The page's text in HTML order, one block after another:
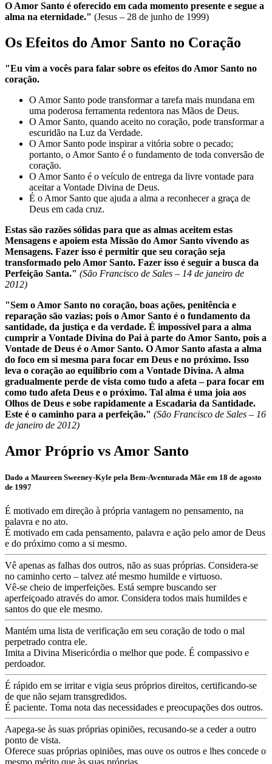
O Amor Santo é oferecido em cada momento presente e segue a
alma na eternidade." (Jesus – 28 de junho de 1999)
Os Efeitos do Amor Santo no Coração
"Eu vim a vocês para falar sobre os efeitos do Amor Santo no
coração.
O Amor Santo pode transformar a tarefa mais mundana em
uma poderosa ferramenta redentora nas Mãos de Deus.
O Amor Santo, quando aceito no coração, pode transformar a
escuridão na Luz da Verdade.
O Amor Santo pode inspirar a vitória sobre o pecado;
portanto, o Amor Santo é o fundamento de toda conversão de
coração.
O Amor Santo é o veículo de entrega da livre vontade para
aceitar a Vontade Divina de Deus.
É o Amor Santo que ajuda a alma a reconhecer a graça de
Deus em cada cruz.
Estas são razões sólidas para que as almas aceitem estas
Mensagens e apoiem esta Missão do Amor Santo vivendo as
Mensagens. Fazer isso é permitir que seu coração seja
transformado pelo Amor Santo. Fazer isso é seguir a busca da
Perfeição Santa." (São Francisco de Sales – 14 de janeiro de
2012)
"Sem o Amor Santo no coração, boas ações, penitência e
reparação são vazias; pois o Amor Santo é o fundamento da
santidade, da justiça e da verdade. É impossível para a alma
cumprir a Vontade Divina do Pai à parte do Amor Santo, pois a
Vontade de Deus é o Amor Santo. O Amor Santo afasta a alma
do foco em si mesma para focar em Deus e no próximo. Isso
leva o coração ao equilíbrio com a Vontade Divina. A alma
gradualmente perde de vista como tudo a afeta – para focar em
como tudo afeta Deus e o próximo. Tal alma é uma joia aos
Olhos de Deus e sobe rapidamente a Escadaria da Santidade.
Este é o caminho para a perfeição." (São Francisco de Sales – 16
de janeiro de 2012)
Amor Próprio vs Amor Santo
Dado a Maureen Sweeney-Kyle pela Bem-Aventurada Mãe em 18 de agosto
de 1997
É motivado em direção à própria vantagem no pensamento, na
palavra e no ato.
É motivado em cada pensamento, palavra e ação pelo amor de Deus
e do próximo como a si mesmo.
Vê apenas as falhas dos outros, não as suas próprias. Considera-se
no caminho certo – talvez até mesmo humilde e virtuoso.
Vê-se cheio de imperfeições. Está sempre buscando ser
aperfeiçoado através do amor. Considera todos mais humildes e
santos do que ele mesmo.
Mantém uma lista de verificação em seu coração de todo o mal
perpetrado contra ele.
Imita a Divina Misericórdia o melhor que pode. É compassivo e
perdoador.
É rápido em se irritar e vigia seus próprios direitos, certificando-se
de que não sejam transgredidos.
É paciente. Toma nota das necessidades e preocupações dos outros.
Aapega-se às suas próprias opiniões, recusando-se a ceder a outro
ponto de vista.
Oferece suas próprias opiniões, mas ouve os outros e lhes concede o